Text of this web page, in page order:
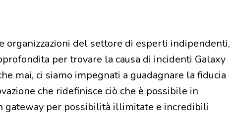
organizzazioni del settore di esperti indipendenti,
per trovare la causa di incidenti Galaxy
mai, ci siamo impegnati a guadagnare la fiducia
che ridefinisce ciò che è possibile in
gateway per possibilità illimitate e incredibili